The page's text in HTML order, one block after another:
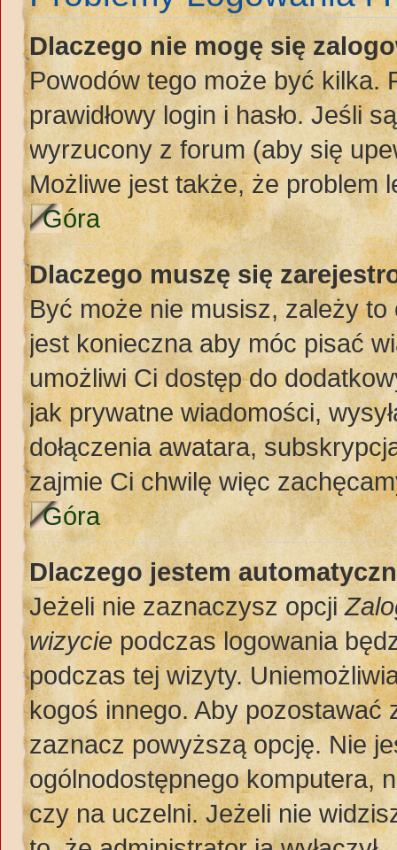
Dlaczego nie mogę się
Powodów tego może być kilka.
prawidłowy login i hasło. Jeśli
wyrzucony z forum (aby się
Możliwe jest także, że problem
Góra
Dlaczego muszę się
Być może nie musisz, zależy
jest konieczna aby móc pisać
umożliwi Ci dostęp do
jak prywatne wiadomości,
dołączenia awatara,
zajmie Ci chwilę więc
Góra
Dlaczego jestem
Jeżeli nie zaznaczysz opcji
wizyciepodczas logowania
podczas tej wizyty.
kogoś innego. Aby
zaznacz powyższą opcję. Nie
ogólnodostępnego komputera,
czy na uczelni. Jeżeli nie